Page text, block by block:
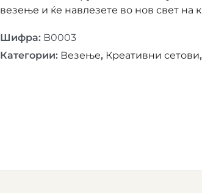
везење и ќе навлезете во нов свет на
Шифра: B0003
Категории: Везење, Креативни сетови,